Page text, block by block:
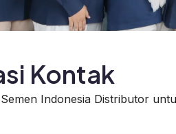
Kontak
Indonesia Distributor